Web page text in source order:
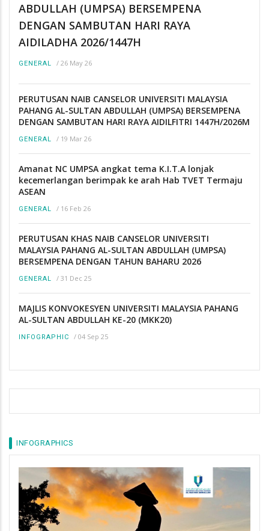
ABDULLAH (UMPSA) BERSEMPENA
DENGAN SAMBUTAN HARI RAYA
AIDILADHA 2026/1447H
GENERAL / 26 May 26
PERUTUSAN NAIB CANSELOR UNIVERSITI MALAYSIA
PAHANG AL-SULTAN ABDULLAH (UMPSA) BERSEMPENA
DENGAN SAMBUTAN HARI RAYA AIDILFITRI 1447H/2026M
GENERAL / 19 Mar 26
Amanat NC UMPSA angkat tema K.I.T.A lonjak
kecemerlangan berimpak ke arah Hab TVET Termaju
ASEAN
GENERAL / 16 Feb 26
PERUTUSAN KHAS NAIB CANSELOR UNIVERSITI
MALAYSIA PAHANG AL-SULTAN ABDULLAH (UMPSA)
BERSEMPENA DENGAN TAHUN BAHARU 2026
GENERAL / 31 Dec 25
MAJLIS KONVOKESYEN UNIVERSITI MALAYSIA PAHANG
AL-SULTAN ABDULLAH KE-20 (MKK20)
INFOGRAPHIC / 04 Sep 25
INFOGRAPHICS